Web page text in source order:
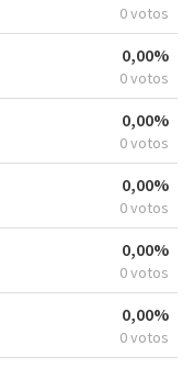
0 votos
0,00%
0 votos
0,00%
0 votos
0,00%
0 votos
0,00%
0 votos
0,00%
0 votos